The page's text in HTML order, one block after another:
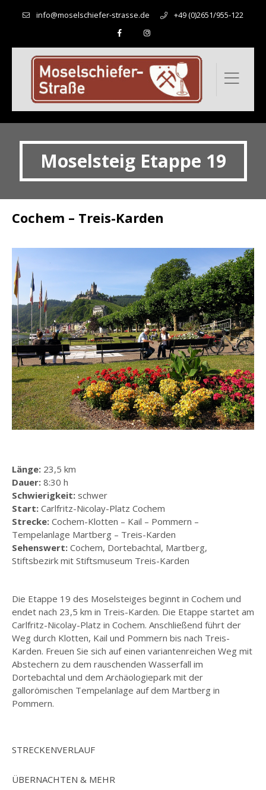
info@moselschiefer-strasse.de +49 (0)2651/955-122
Moselsteig Etappe 19
Cochem – Treis-Karden
Länge: 23,5 km
Dauer: 8:30 h
Schwierigkeit: schwer
Start: Carlfritz-Nicolay-Platz Cochem
Strecke: Cochem-Klotten – Kail – Pommern –
Tempelanlage Martberg – Treis-Karden
Sehenswert: Cochem, Dortebachtal, Martberg,
Stiftsbezirk mit Stiftsmuseum Treis-Karden
Die Etappe 19 des Moselsteiges beginnt in Cochem und
endet nach 23,5 km in Treis-Karden. Die Etappe startet am
Carlfritz-Nicolay-Platz in Cochem. Anschließend führt der
Weg durch Klotten, Kail und Pommern bis nach Treis-
Karden. Freuen Sie sich auf einen variantenreichen Weg mit
Abstechern zu dem rauschenden Wasserfall im
Dortebachtal und dem Archäologiepark mit der
gallorömischen Tempelanlage auf dem Martberg in
Pommern.
STRECKENVERLAUF
ÜBERNACHTEN & MEHR